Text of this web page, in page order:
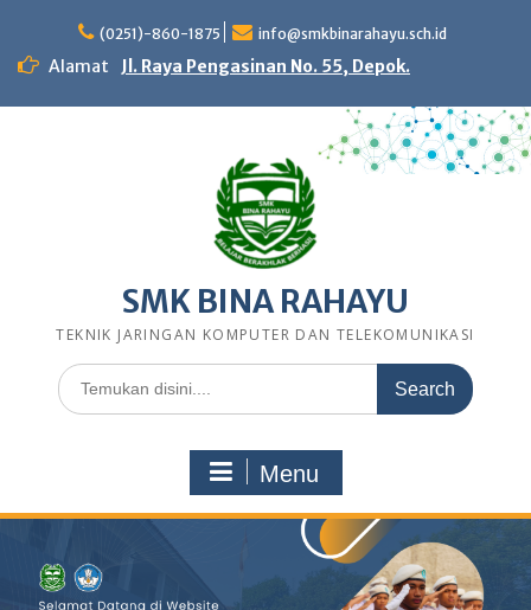
content
(0251)-860-1875 info@smkbinarahayu.sch.id
Alamat Jl. Raya Pengasinan No. 55, Depok.
SMK BINA RAHAYU
TEKNIK JARINGAN KOMPUTER DAN TELEKOMUNIKASI
Search
for:
Menu